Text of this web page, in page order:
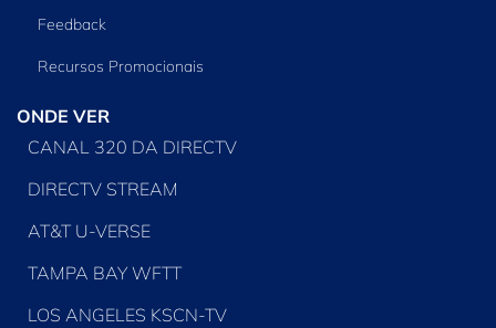
Feedback
Recursos Promocionais
ONDE VER
CANAL 320 DA DIRECTV
DIRECTV STREAM
AT&T U-VERSE
TAMPA BAY WFTT
LOS ANGELES KSCN-TV